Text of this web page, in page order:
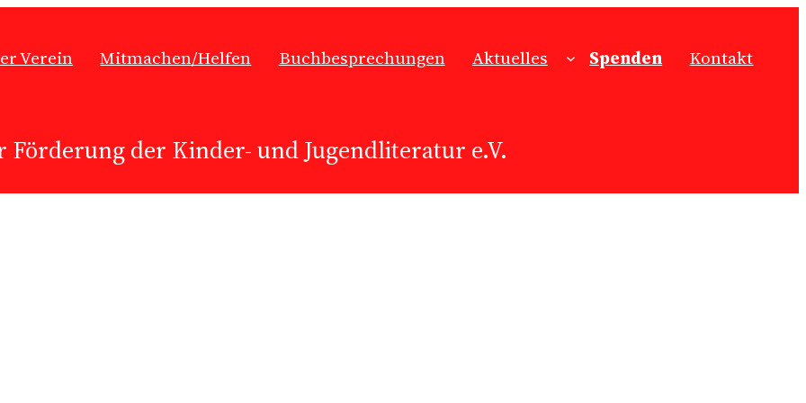
Verein Mitmachen/Helfen Buchbesprechungen Aktuelles Spenden Kontakt
Förderung der Kinder- und Jugendliteratur e.V.